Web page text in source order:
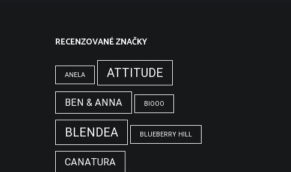
RECENZOVANÉ ZNAČKY
ANELA ATTITUDE
BEN & ANNA BIOOO
BLENDEA BLUEBERRY HILL
CANATURA